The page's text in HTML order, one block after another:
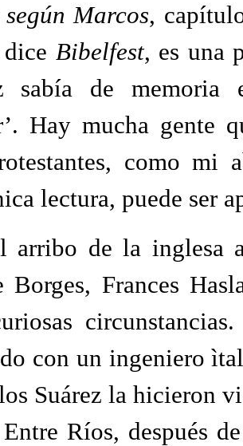
Marcos,
Bibelfest, es una
sabía de memoria
Hay mucha gente
como mi
lectura, puede ser
arribo de la inglesa
Borges, Frances
con un ingeniero
Suárez la hicieron
Ríos, después